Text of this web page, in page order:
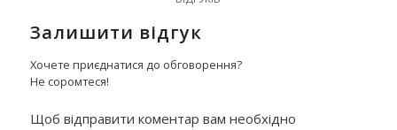
Залишити відгук
Хочете приєднатися до обговорення?
Не соромтеся!
Щоб відправити коментар вам необхідно